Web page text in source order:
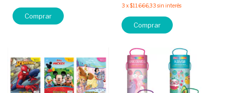
Comprar
3 x$11.666,33 sin interés